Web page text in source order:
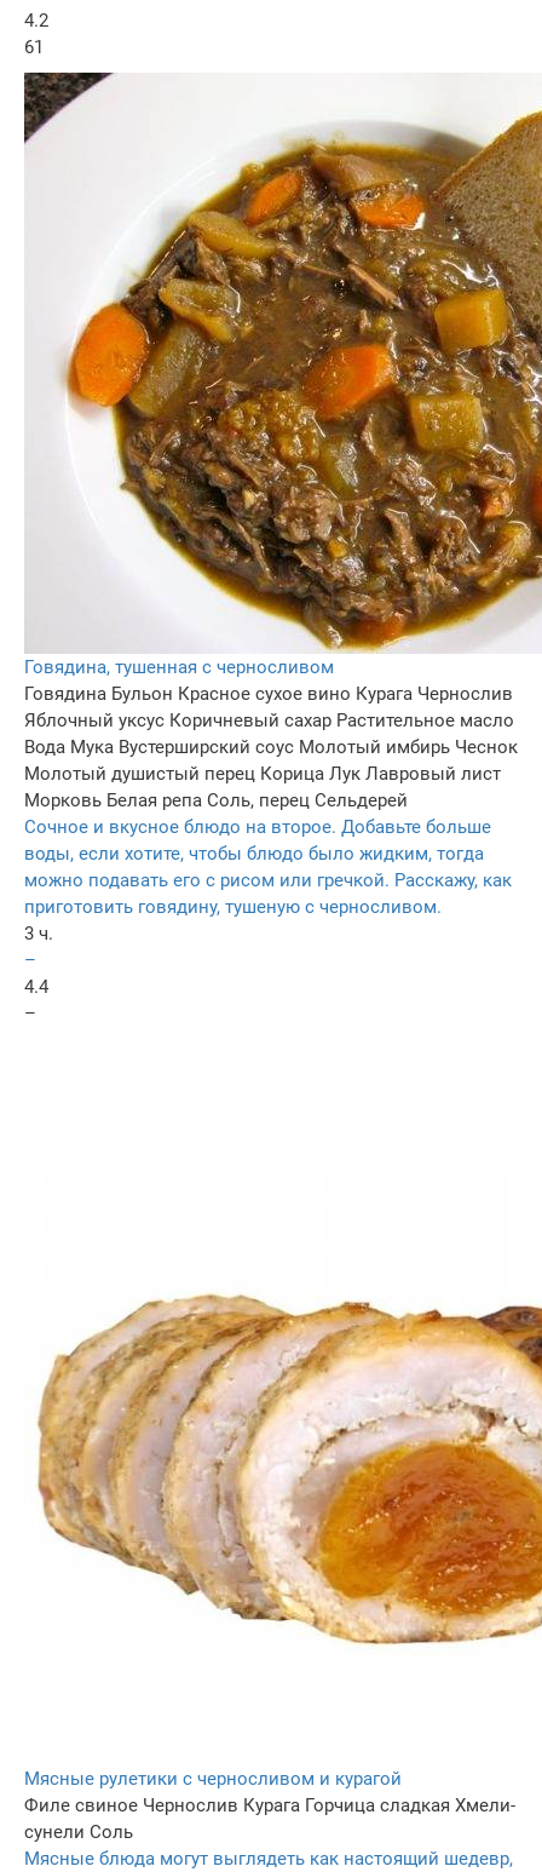
4.2
61
Говядина, тушенная с черносливом
Говядина Бульон Красное сухое вино Курага Чернослив
Яблочный уксус Коричневый сахар Растительное масло
Вода Мука Вустерширский соус Молотый имбирь Чеснок
Молотый душистый перец Корица Лук Лавровый лист
Морковь Белая репа Соль, перец Сельдерей
Сочное и вкусное блюдо на второе. Добавьте больше
воды, если хотите, чтобы блюдо было жидким, тогда
можно подавать его с рисом или гречкой. Расскажу, как
приготовить говядину, тушеную с черносливом.
3 ч.
–
4.4
–
Мясные рулетики с черносливом и курагой
Филе свиное Чернослив Курага Горчица сладкая Хмели-
сунели Соль
Мясные блюда могут выглядеть как настоящий шедевр,